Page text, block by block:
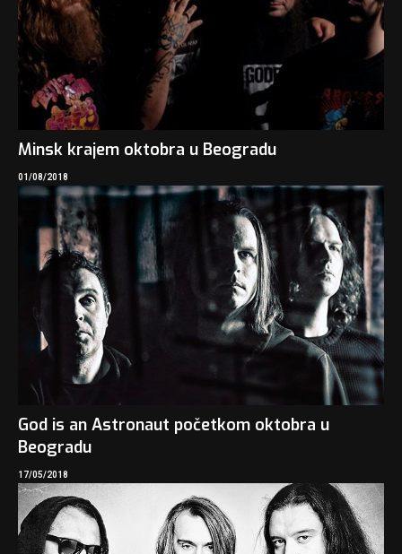
Minsk krajem oktobra u Beogradu
01/08/2018
God is an Astronaut početkom oktobra u
Beogradu
17/05/2018